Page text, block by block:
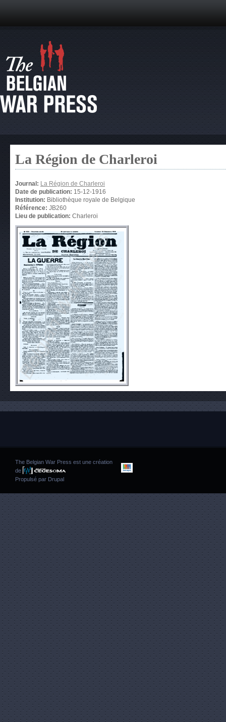
La Région de Charleroi
Journal: La Région de Charleroi
Date de publication: 15-12-1916
Institution: Bibliothèque royale de Belgique
Référence: JB260
Lieu de publication: Charleroi
The Belgian War Press est une création
de
Propulsé par Drupal